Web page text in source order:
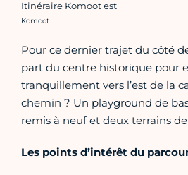
Itinéraire Komoot est
Crédit photo :
Komoot
Pour ce dernier trajet du côté
part du centre historique pour
tranquillement vers l’est de la
chemin ? Un playground de
remis à neuf et deux terrains
Les points d’intérêt du